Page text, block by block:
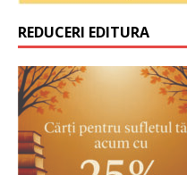
REDUCERI EDITURA